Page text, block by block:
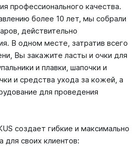
профессионального качества.
более 10 лет, мы собрали
действительно
В одном месте, затратив всего
Вы закажите ласты и очки для
и плавки, шапочки и
и средства ухода за кожей, а
для проведения
создает гибкие и максимально
для своих клиентов: